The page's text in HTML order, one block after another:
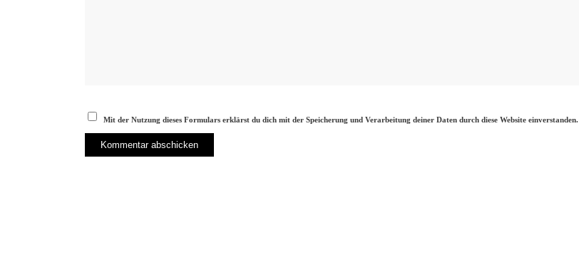
Mit der Nutzung dieses Formulars erklärst du dich mit der Speicherung und Verarbeitung deiner Daten durch diese Website einverstanden.